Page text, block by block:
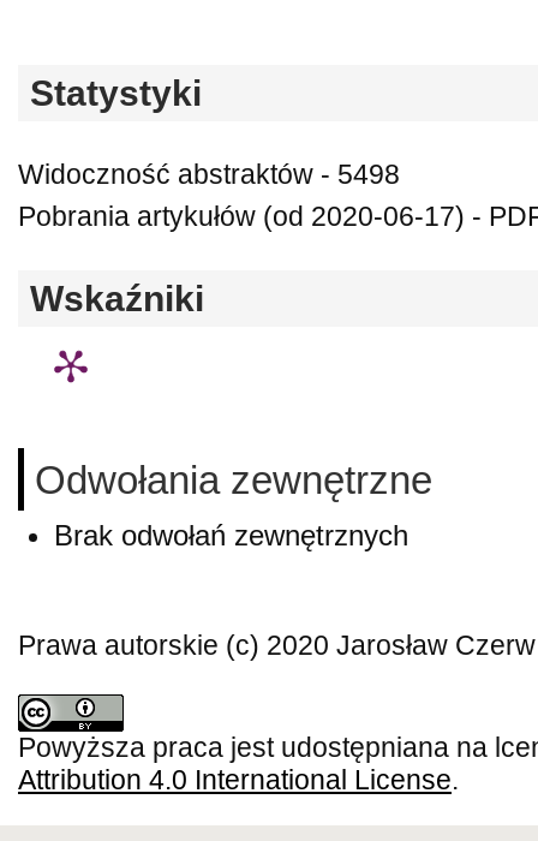
Statystyki
Widoczność abstraktów - 5498
Pobrania artykułów (od 2020-06-17) -
Wskaźniki
Odwołania zewnętrzne
Brak odwołań zewnętrznych
Prawa autorskie (c) 2020 Jarosław Czerw
Powyższa praca jest udostępniana na
Attribution 4.0 International License.